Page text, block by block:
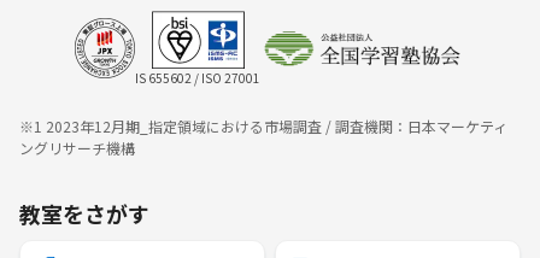
IS 655602 / ISO 27001
※1 2023年12月期_指定領域における市場調査 / 調査機関：日本マーケティ
ングリサーチ機構
教室をさがす